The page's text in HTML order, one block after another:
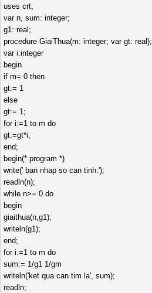
uses crt;
var n, sum: integer;
g1: real;
procedure GiaiThua(m: integer; var gt: real);
var i:integer
begin
if m= 0 then
gt:= 1
else
gt:= 1;
for i:=1 to m do
gt:=gt*i;
end;
begin(* program *)
write(' ban nhap so can tinh:');
readln(n);
while n>= 0 do
begin
giaithua(n,g1);
writeln(g1);
end;
for i:=1 to m do
sum:= 1/g1 1/gm
writeln('ket qua can tim la', sum);
readln;